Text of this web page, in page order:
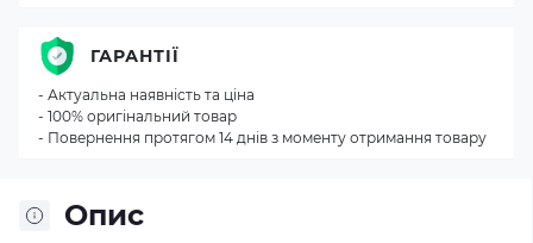
Опис
ГАРАНТІЇ
- Актуальна наявність та ціна
- 100% оригінальний товар
- Повернення протягом 14 днів з моменту отримання товару